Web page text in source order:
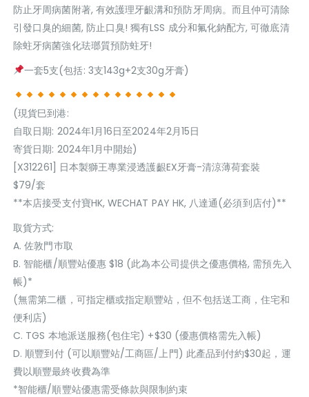
防止牙周病菌附著, 有效護理牙齦溝和預防牙周病。而且仲可清除
引發口臭的細菌, 防止口臭! 獨有LSS 成分和氟化鈉配方, 可徹底清
除蛀牙病菌強化珐瑯質預防蛀牙!
一套5支(包括: 3支143g+2支30g牙膏)
(現貨巳到港:
自取日期: 2024年1月16日至2024年2月15日
寄貨日期: 2024年1月中開始)
[X312261] 日本製獅王專業浸透護齦EX牙膏-清涼薄荷套裝
$79/套
**本店接受支付寶HK, WECHAT PAY HK, 八達通(必須到店付)**
取貨方式:
A. 佐敦門巿取
B. 智能櫃/順豐站優惠 $18 (此為本公司提供之優惠價格, 需預先入
帳)*
(無需第二櫃，可指定櫃或指定順豐站，但不包括送工商，住宅和
便利店)
C. TGS 本地派送服務(包住宅) +$30 (優惠價格需先入帳)
D. 順豐到付 (可以順豐站/工商區/上門) 此產品到付約$30起，運
費以順豐最終收費為準
*智能櫃/順豐站優惠需受條款與限制約束